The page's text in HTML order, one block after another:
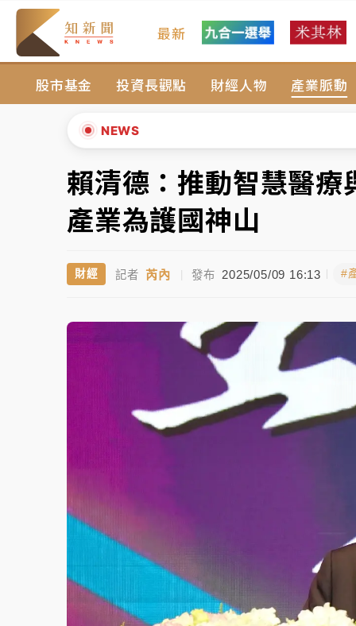
最新
股市基金 投資長觀點 財經人物 產業脈動
NEWS
暑假過三周才推「E宿新北打卡趣」！抽獎
中信慈善基金會想增加董事人數！辜仲諒向
故宮《龍藏經》特展第2檔！今線上預約開
台東農業處長涉圖利渡假村！東檢抗告成功
女律師陳昱瑄詐慈濟10億！黃金158kg遭查
中信慈善基金會想增加董事人數！辜仲諒向
故宮《龍藏經》特展第2檔！今線上預約開
台東農業處長涉圖利渡假村！東檢抗告成功
▲
▼
賴清德：推動智慧醫
產業為護國神山
財經 記者 芮內 | 發布 2025/05/09 16:13 #